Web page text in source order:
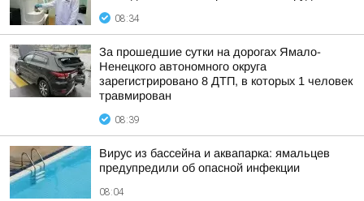
08:34
За прошедшие сутки на дорогах Ямало-
Ненецкого автономного округа
зарегистрировано 8 ДТП, в которых 1 человек
травмирован
08:39
Вирус из бассейна и аквапарка: ямальцев
предупредили об опасной инфекции
08:04